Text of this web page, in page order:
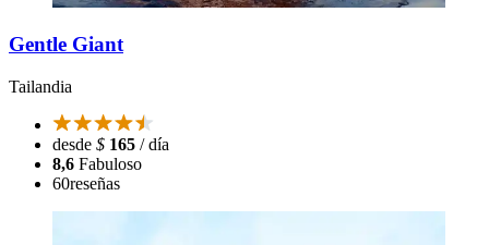
Gentle Giant
Tailandia
desde $ 165 / día
8,6 Fabuloso
60reseñas